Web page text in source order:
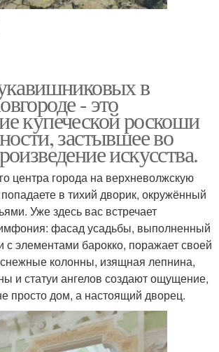
в
- это
купеческой роскоши
застывшее во
искусства.
центра города на верхневолжскую
в тихий дворик, окружённый
Уже здесь вас встречает
фасад усадьбы, выполненный
с элементами барокко, поражает своей
колонны, изящная лепнина,
и статуи ангелов создают ощущение,
просто дом, а настоящий дворец.